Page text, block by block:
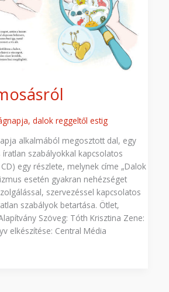
,dalok reggeltől estig
alkalmából megosztott dal, egy
szabályokkal kapcsolatos
egy részlete, melynek címe „Dalok
esetén gyakran nehézséget
szervezéssel kapcsolatos
szabályok betartása. Ötlet,
Szöveg: Tóth Krisztina Zene:
elkészítése: Central Média